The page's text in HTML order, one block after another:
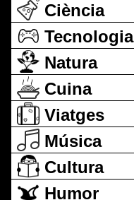
Ciència
Tecnologia
Natura
Cuina
Viatges
Música
Cultura
Humor